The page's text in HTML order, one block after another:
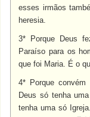
esses irmãos
heresia.
3* Porque Deus
Paraíso para os
que foi Maria. É o
4* Porque
Deus só tenha
tenha uma só